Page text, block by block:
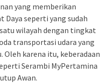
yang memberikan
Daya seperti yang sudah
wilayah dengan tingkat
transportasi udara yang
Oleh karena itu, keberadaan
Serambi MyPertamina
Awan.